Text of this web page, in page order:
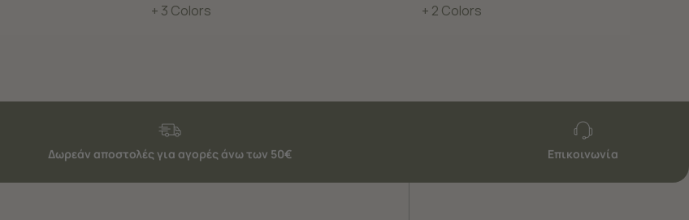
+ 3 Colors
+ 2 Colors
Δωρεάν αποστολές για αγορές άνω των 50€ Επικοινωνία